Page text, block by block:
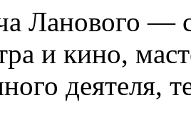
Ланового —
и кино,
деятеля,